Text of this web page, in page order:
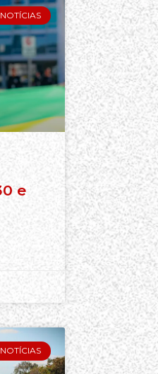
NOTÍCIAS
e
NOTÍCIAS